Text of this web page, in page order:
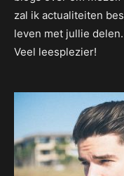
zal ik actualiteiten
leven met jullie
Veel leesplezier!